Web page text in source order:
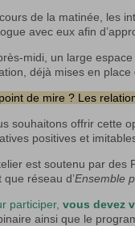
de la matinée, les
avec eux afin
midi, un large
déjà mises en
de mire ? Les
souhaitons offrir cette
positives et
est soutenu par
que réseau d’Ensemble
participer,vous devez
ainsi que le